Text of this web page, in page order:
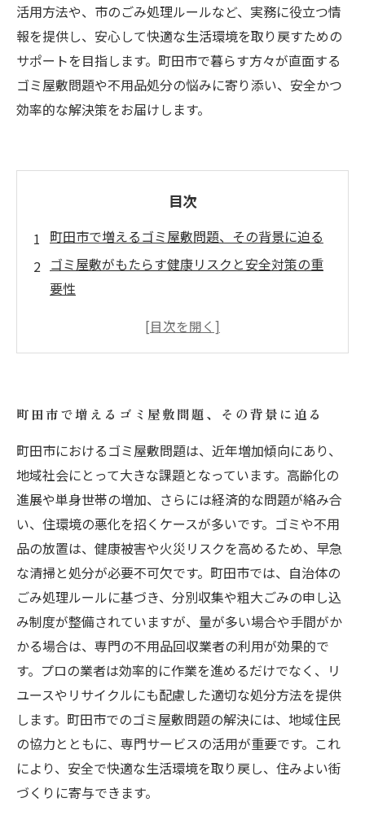
活用方法や、市のごみ処理ルールなど、実務に役立つ情
報を提供し、安心して快適な生活環境を取り戻すための
サポートを目指します。町田市で暮らす方々が直面する
ゴミ屋敷問題や不用品処分の悩みに寄り添い、安全かつ
効率的な解決策をお届けします。
目次
町田市で増えるゴミ屋敷問題、その背景に迫る
ゴミ屋敷がもたらす健康リスクと安全対策の重
要性
町田市で実践！効果的な不用品処分のステップ
清掃から整理整頓まで、町田市で快適な生活空
間を取り戻す方法
町田市の不用品回収サービスの選び方と利用の
コツ
自治体ルールを活用して賢く処分！町田市のご
み処理ガイド
町田市で増えるゴミ屋敷問題、その背景に迫る
町田市におけるゴミ屋敷問題は、近年増加傾向にあり、
地域社会にとって大きな課題となっています。高齢化の
進展や単身世帯の増加、さらには経済的な問題が絡み合
い、住環境の悪化を招くケースが多いです。ゴミや不用
品の放置は、健康被害や火災リスクを高めるため、早急
な清掃と処分が必要不可欠です。町田市では、自治体の
ごみ処理ルールに基づき、分別収集や粗大ごみの申し込
み制度が整備されていますが、量が多い場合や手間がか
かる場合は、専門の不用品回収業者の利用が効果的で
す。プロの業者は効率的に作業を進めるだけでなく、リ
ユースやリサイクルにも配慮した適切な処分方法を提供
します。町田市でのゴミ屋敷問題の解決には、地域住民
の協力とともに、専門サービスの活用が重要です。これ
により、安全で快適な生活環境を取り戻し、住みよい街
づくりに寄与できます。